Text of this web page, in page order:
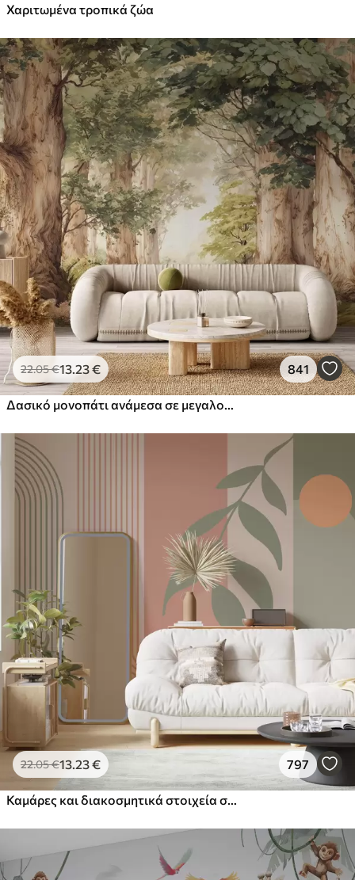
Χαριτωμένα τροπικά ζώα
22.05€13 .23€ 841
22.05€13 .23€ 797